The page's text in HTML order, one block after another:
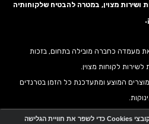
ושירות מצוין, במטרה להבטיח שלקוחותיה
מעמדה כחברה מובילה בתחום, בזכות
לקוחות מצוין.
המוצע ומתעדכנת כל הזמן בטרנדים
האתר שלנו משתמש בקובצי Cookies כדי לשפר את חוויית הגלישה